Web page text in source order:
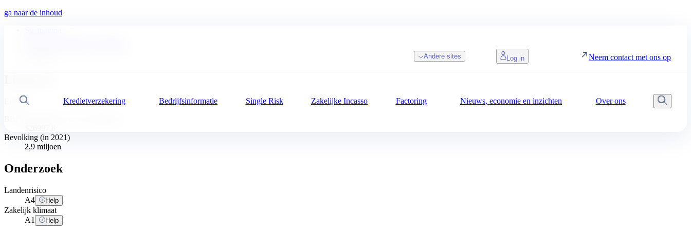
ga naar de inhoud
Kredietverzekering Bedrijfsinformatie Single Risk Zakelijke Incasso Factoring Nieuws, economie en inzichten Over ons Zoek
Andere sites Log in Neem contact met ons op
Europa
Bevolking (in 2021)
2,9 miljoen
Onderzoek
Landenrisico
A4 Help
Zakelijk klimaat
A1 Help